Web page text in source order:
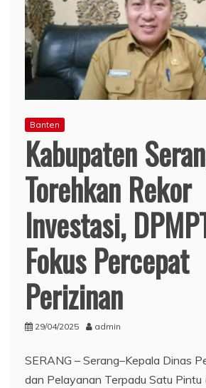
Banten
Kabupaten
Torehkan Rekor
Investasi,
Fokus Percepat
Perizinan
29/04/2025 admin
SERANG – Serang–Kepala Dinas
dan Pelayanan Terpadu Satu Pintu